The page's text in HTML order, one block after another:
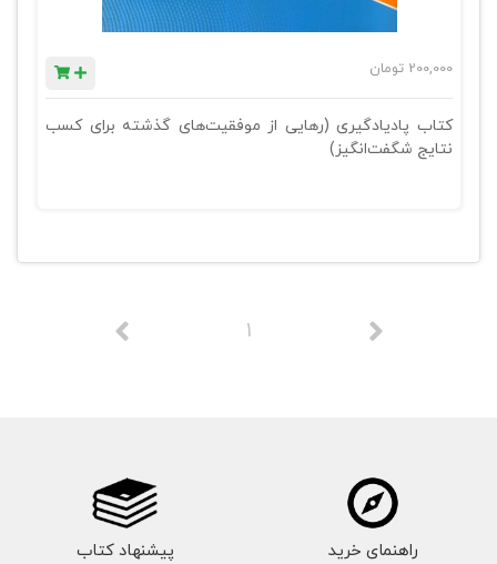
200,000 تومان
کتاب پادیادگیری (رهایی از موفقیت‌های گذشته برای کسب
نتایج شگفت‌انگیز)
1
راهنمای خرید پیشنهاد کتاب